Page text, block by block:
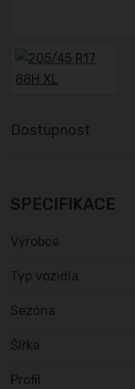
Dostupnost
SPECIFIKACE
Výrobce
Typ vozidla
Sezóna
Šířka
Profil